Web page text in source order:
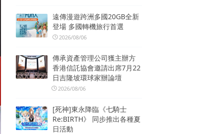
遠傳漫遊跨洲多國20GB全新
登場 多國轉機旅行首選
2026/08/06
傳承資產管理公司獲主辦方
香港信託協會邀請出席7月22
日吉隆坡環球家辦論壇
2026/08/06
[死神]東永降臨《七騎士
Re:BIRTH》 同步推出各種夏
日活動